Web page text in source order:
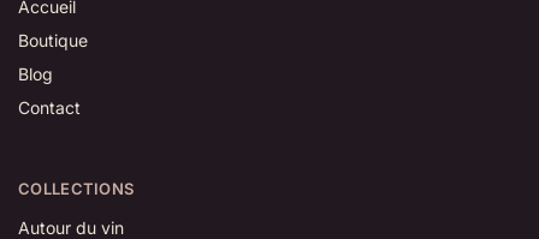
Accueil
Boutique
Blog
Contact
COLLECTIONS
Autour du vin